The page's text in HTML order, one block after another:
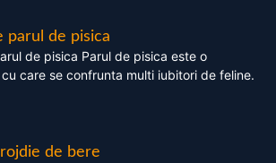
parul de pisica
de pisica Parul de pisica este o
care se confrunta multi iubitori de feline.
de bere